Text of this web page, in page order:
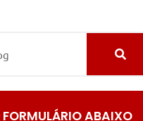
FORMULÁRIO ABAIXO